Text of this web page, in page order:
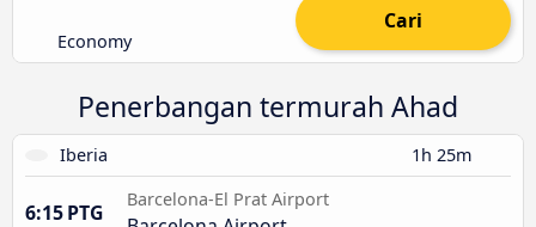
Economy
Cari
Penerbangan termurah Ahad
Iberia 1h 25m
6:15 PTG
Barcelona-El Prat Airport